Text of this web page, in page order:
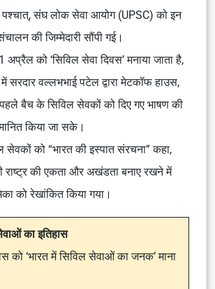
संघ लोक सेवा आयोग (UPSC) को इन
की जिम्मेदारी सौंपी गई।
अप्रैल को ‘सिविल सेवा दिवस’ मनाया जाता है,
सरदार वल्लभभाई पटेल द्वारा मेटकॉफ हाउस,
बैच के सिविल सेवकों को दिए गए भाषण की
किया जा सके।
सेवकों को “भारत की इस्पात संरचना” कहा,
की एकता और अखंडता बनाए रखने में
को रेखांकित किया गया।
का इतिहास
को ‘भारत में सिविल सेवाओं का जनक’ माना